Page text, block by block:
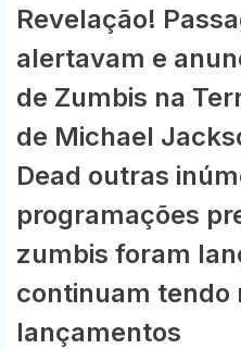
Revelação!
alertavam e
de Zumbis na
de Michael
Dead outras
programações
zumbis foram
continuam tendo
lançamentos